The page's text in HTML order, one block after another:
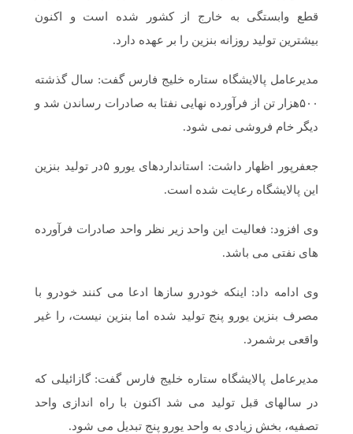
قطع وابستگی به خارج از کشور شده است و اکنون
بیشترین تولید روزانه بنزین را بر عهده دارد.
مدیرعامل پالایشگاه ستاره خلیج فارس گفت: سال گذشته
۵۰۰هزار تن از فرآورده نهایی نفتا به صادرات رساندن شد و
دیگر خام فروشی نمی شود.
جعفرپور اظهار داشت: استانداردهای یورو ۵در تولید بنزین
این پالایشگاه رعایت شده است.
وی افزود: فعالیت این واحد زیر نظر واحد صادرات فرآورده
های نفتی می باشد.
وی ادامه داد: اینکه خودرو سازها ادعا می کنند خودرو با
مصرف بنزین یورو پنج تولید شده اما بنزین نیست، را غیر
واقعی برشمرد.
مدیرعامل پالایشگاه ستاره خلیج فارس گفت: گازائیلی که
در سالهای قبل تولید می شد اکنون با راه اندازی واحد
تصفیه، بخش زیادی به واحد یورو پنج تبدیل می شود.